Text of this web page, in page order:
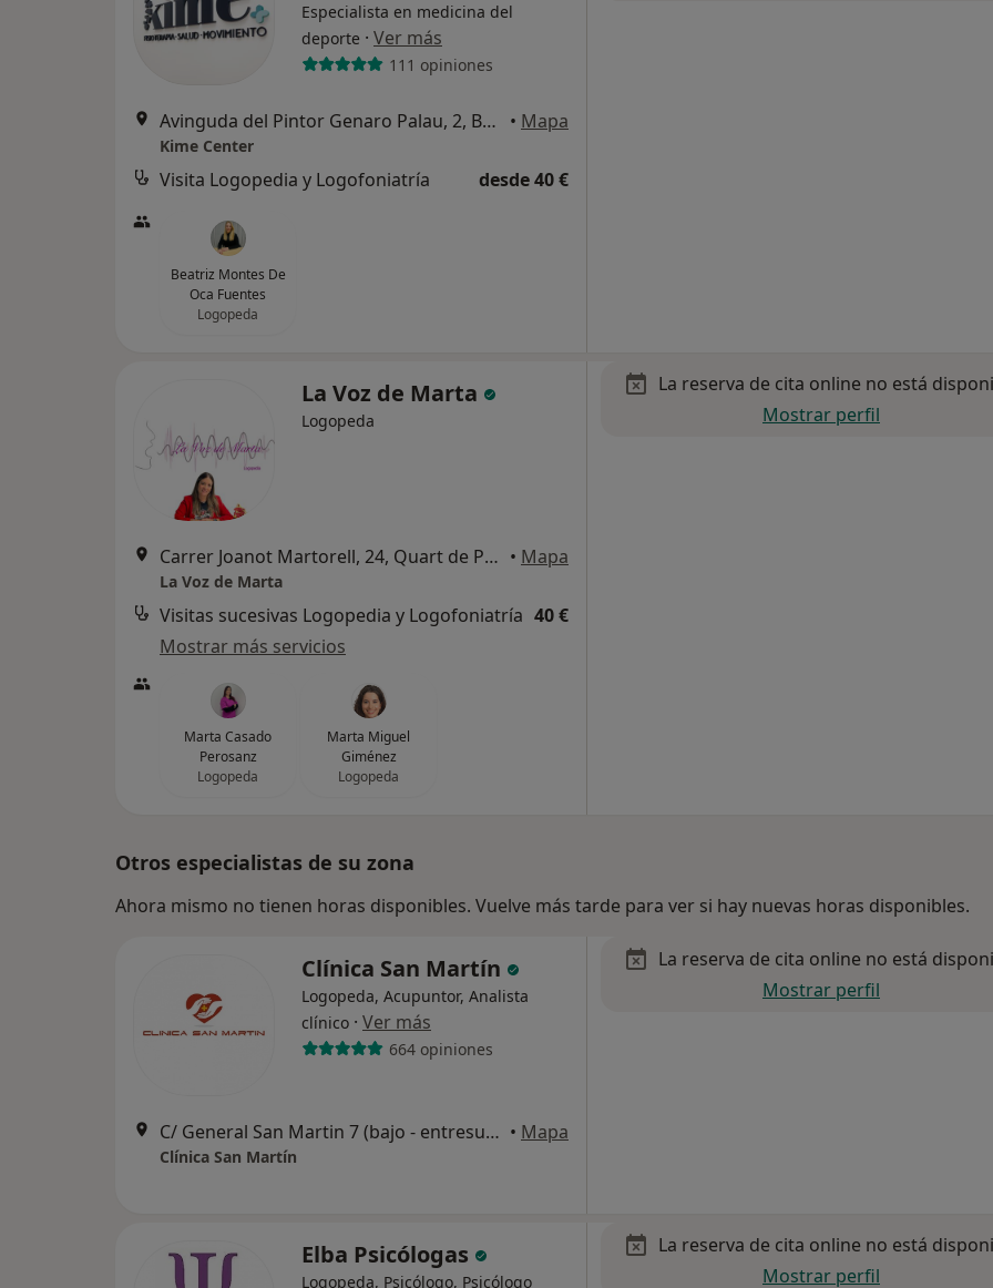
Especialista en medicina del
deporte · Ver más
111 opiniones
Avinguda del Pintor Genaro Palau, 2, Bajo Izquierda, Torrent • Mapa
Kime Center
Visita Logopedia y Logofoniatría desde 40 €
Beatriz Montes De
Oca Fuentes
Logopeda
La Voz de Marta
Logopeda
Carrer Joanot Martorell, 24, Quart de Poblet • Mapa
La Voz de Marta
Visitas sucesivas Logopedia y Logofoniatría 40 €
Mostrar más servicios
Marta Casado
Perosanz
Logopeda
Marta Miguel
Giménez
Logopeda
La reserva de cita online no está
Mostrar perfil
Otros especialistas de su zona
Ahora mismo no tienen horas disponibles. Vuelve más tarde para ver si hay nuevas horas disponibles.
Clínica San Martín
Logopeda, Acupuntor, Analista
clínico · Ver más
664 opiniones
C/ General San Martin 7 (bajo - entresuelo), Valencia • Mapa
Clínica San Martín
La reserva de cita online no está
Mostrar perfil
Elba Psicólogas
Logopeda, Psicólogo, Psicólogo
La reserva de cita online no está
Mostrar perfil